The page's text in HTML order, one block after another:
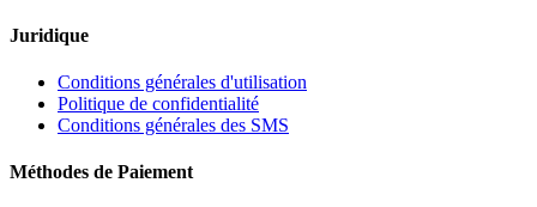
Juridique
Conditions générales d'utilisation
Politique de confidentialité
Conditions générales des SMS
Méthodes de Paiement